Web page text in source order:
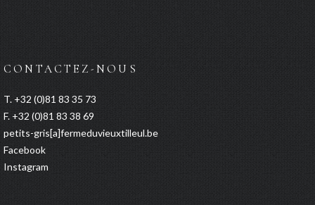
Belgique
Directions
L’Air du Temps
Rue de la Croix Monet 2
CONTACTEZ-NOUS
T. +32 (0)81 83 35 73
F. +32 (0)81 83 38 69
petits-gris[a]fermeduvieuxtilleul.be
Facebook
Instagram